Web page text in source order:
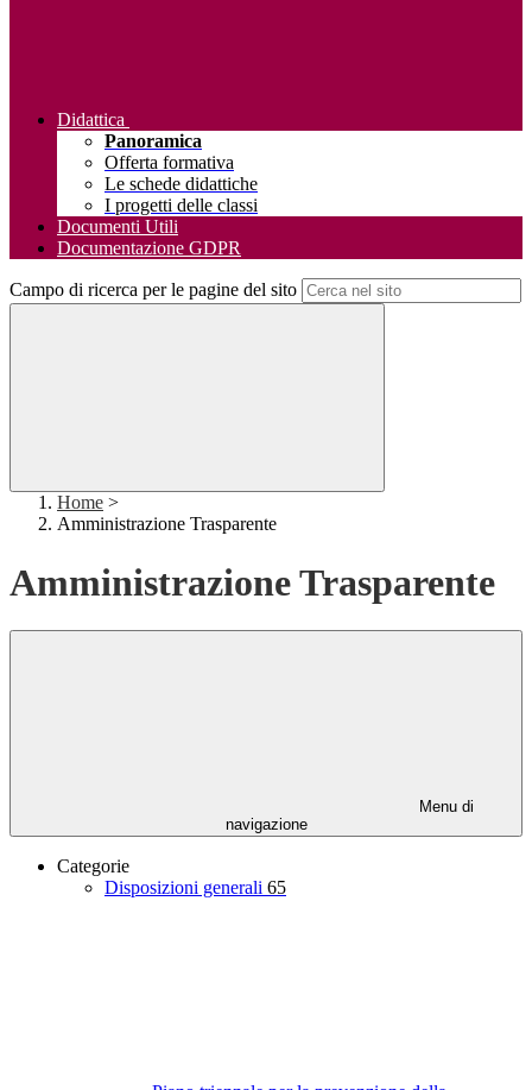
Didattica
Panoramica
Offerta formativa
Le schede didattiche
I progetti delle classi
Documenti Utili
Documentazione GDPR
Campo di ricerca per le pagine del sito
Home >
Amministrazione Trasparente
Amministrazione Trasparente
Menu di
navigazione
Categorie
Disposizioni generali 65